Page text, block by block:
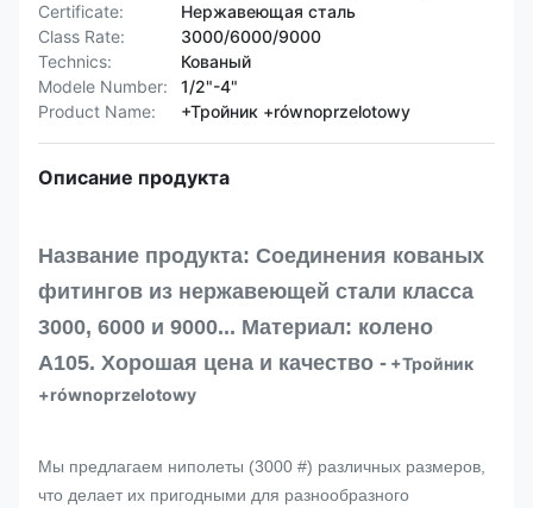
Certificate:
Нержавеющая сталь
Class Rate:
3000/6000/9000
Technics:
Кованый
Modele Number:
1/2"-4"
Product Name:
+Тройник +równoprzelotowy
Описание продукта
Название продукта: Соединения кованых
фитингов из нержавеющей стали класса
3000, 6000 и 9000... Материал: колено
A105. Хорошая цена и качество - +Тройник
+równoprzelotowy
Мы предлагаем ниполеты (3000 #) различных размеров,
что делает их пригодными для разнообразного